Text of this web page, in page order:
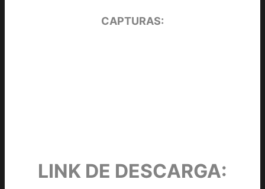
CAPTURAS:
LINK DE DESCARGA: